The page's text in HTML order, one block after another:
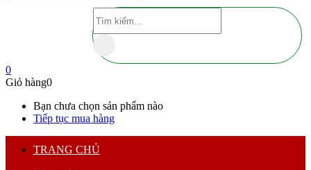
0
Giỏ hàng0
Bạn chưa chọn sản phẩm nào
Tiếp tục mua hàng
TRANG CHỦ